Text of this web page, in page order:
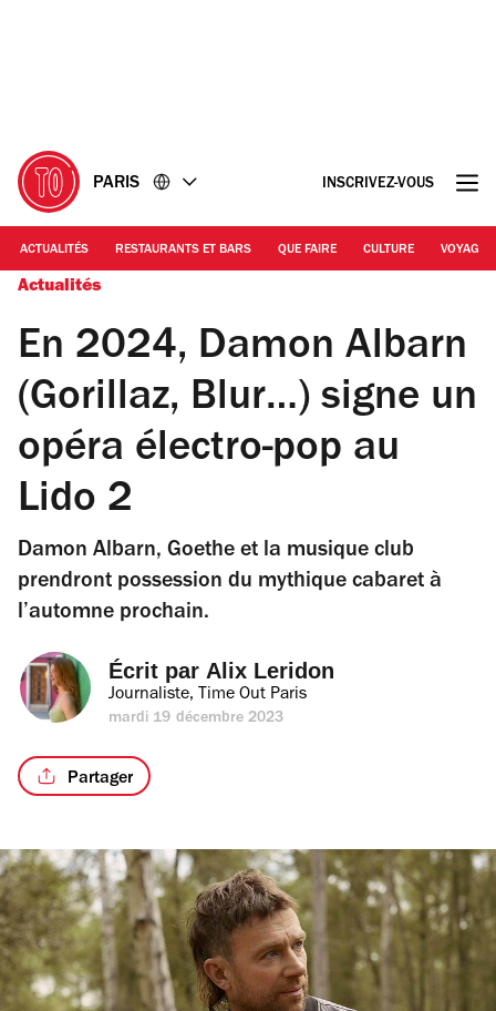
PARIS INSCRIVEZ-VOUS
ACTUALITÉS RESTAURANTS ET BARS QUE FAIRE CULTURE VOYAGE
Actualités
En 2024, Damon Albarn
(Gorillaz, Blur…) signe un
opéra électro-pop au
Lido 2
Damon Albarn, Goethe et la musique club
prendront possession du mythique cabaret à
l’automne prochain.
Écrit par Alix Leridon
Journaliste, Time Out Paris
mardi 19 décembre 2023
Partager